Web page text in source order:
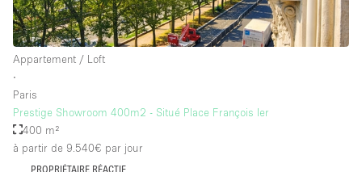
Équipement de bureau
Équipement sonore et vidéo
Étage/accès
Sous-sol
Appartement / Loft
∙
Paris
Prestige Showroom 400m2 - Situé Place François Ier
400 m²
à partir de 9.540€ par jour
PROPRIÉTAIRE RÉACTIF